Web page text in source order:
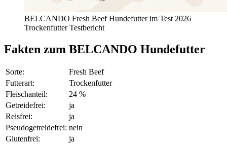
BELCANDO Fresh Beef Hundefutter im Test 2026
Trockenfutter Testbericht
Fakten zum BELCANDO Hundefutter
Sorte:
Fresh Beef
Futterart:
Trockenfutter
Fleischanteil:
24 %
Getreidefrei:
ja
Reisfrei:
ja
Pseudogetreidefrei: nein
Glutenfrei:
ja